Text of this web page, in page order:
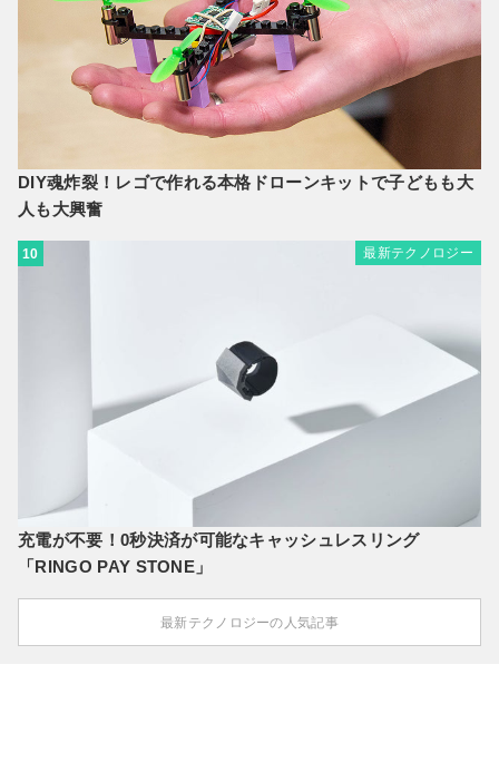
DIY魂炸裂！レゴで作れる本格ドローンキットで子どもも大
人も大興奮
10 最新テクノロジー
充電が不要！0秒決済が可能なキャッシュレスリング
「RINGO PAY STONE」
最新テクノロジーの人気記事